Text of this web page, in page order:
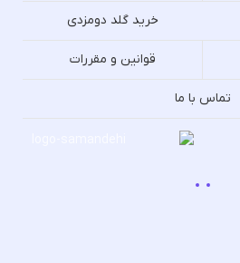
خرید گلد دومزدی
قوانین و مقررات
تماس با ما